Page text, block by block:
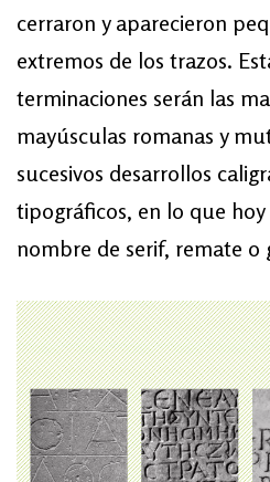
cerraron y aparecieron
extremos de los trazos.
terminaciones serán las
mayúsculas romanas y
sucesivos desarrollos
tipográficos, en lo que
nombre de serif, remate o